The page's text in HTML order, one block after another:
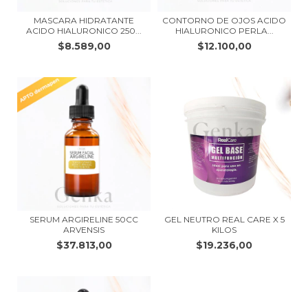
MASCARA HIDRATANTE
ACIDO HIALURONICO 250...
$8.589,00
CONTORNO DE OJOS ACIDO
HIALURONICO PERLA...
$12.100,00
SERUM ARGIRELINE 50CC
ARVENSIS
$37.813,00
GEL NEUTRO REAL CARE X 5
KILOS
$19.236,00